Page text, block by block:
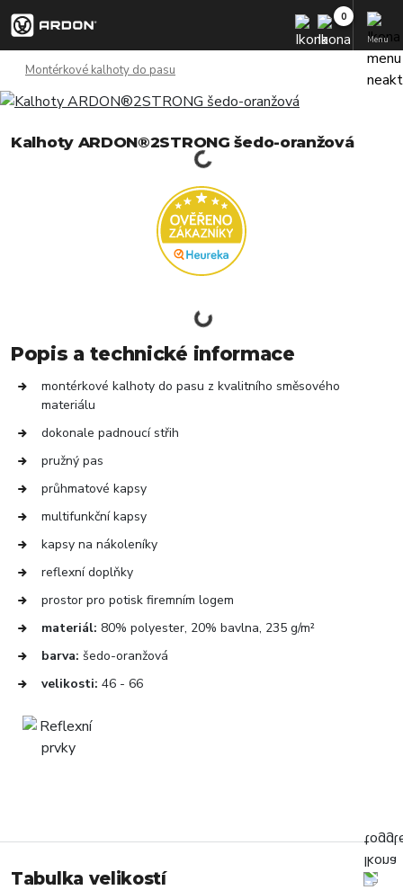
Menu
Montérkové kalhoty do pasu
Kalhoty ARDON®2STRONG šedo-oranžová
Popis a technické informace
montérkové kalhoty do pasu z kvalitního směsového
materiálu
dokonale padnoucí střih
pružný pas
průhmatové kapsy
multifunkční kapsy
kapsy na nákoleníky
reflexní doplňky
prostor pro potisk firemním logem
materiál: 80% polyester, 20% bavlna, 235 g/m²
barva: šedo-oranžová
velikosti: 46 - 66
Tabulka velikostí